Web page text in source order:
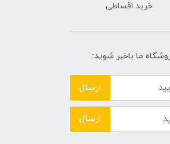
خرید اقساطی
ما باخبر شوید:
ارسال
ارسال